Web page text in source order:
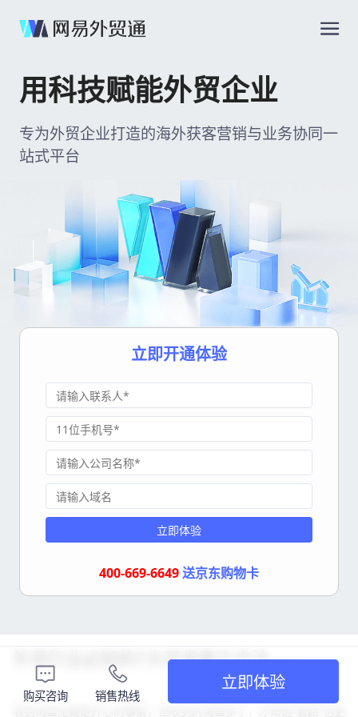
用科技赋能外贸企业
专为外贸企业打造的海外获客营销与业务协同一
站式平台
立即开通体验
立即体验
400-669-6649送京东购物卡
外贸行业必知的7大开发客户方法……
购买咨询 销售热线
立即体验